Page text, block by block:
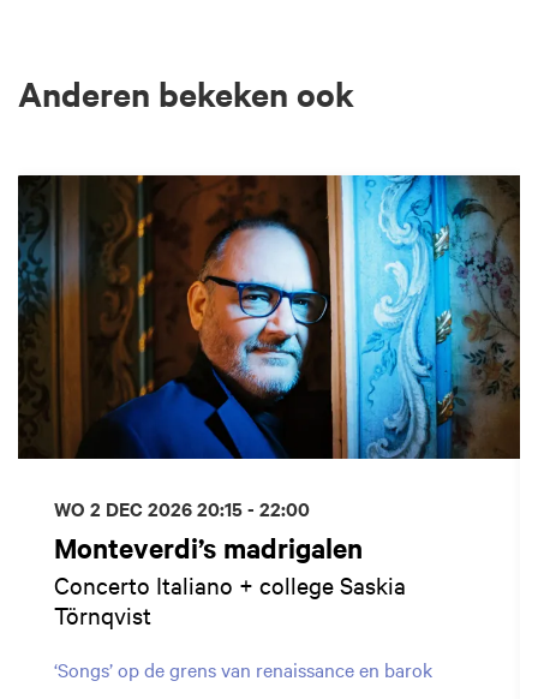
Anderen bekeken ook
Monteverdi’s madrigalen
Concerto Italiano + college Saskia
Törnqvist
‘Songs’ op de grens van renaissance en barok
WO 2 DEC 202620:15 - 22:00